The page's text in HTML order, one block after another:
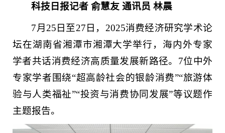
科技日报记者 俞慧友 通讯员 林晨
7月25日至27日，2025消费经济研究学术论
坛在湖南省湘潭市湘潭大学举行，海内外专家
学者共话消费经济高质量发展新路径。7位中外
专家学者围绕“超高龄社会的银龄消费”“旅游体
验与人类福祉”“投资与消费协同发展”等议题作
主题报告。